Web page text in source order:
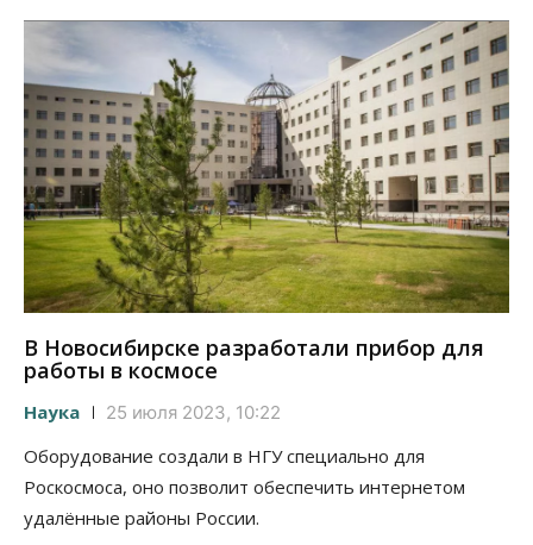
В Новосибирске разработали прибор для
работы в космосе
Наука 25 июля 2023, 10:22
Оборудование создали в НГУ специально для
Роскосмоса, оно позволит обеспечить интернетом
удалённые районы России.